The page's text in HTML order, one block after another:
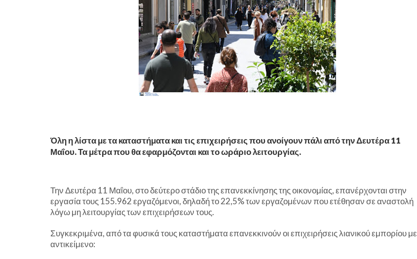
Όλη η λίστα με τα καταστήματα και τις επιχειρήσεις που ανοίγουν πάλι από την Δευτέρα 11
Μαΐου. Τα μέτρα που θα εφαρμόζονται και το ωράριο λειτουργίας.
Την Δευτέρα 11 Μαΐου, στο δεύτερο στάδιο της επανεκκίνησης της οικονομίας, επανέρχονται στην
εργασία τους 155.962 εργαζόμενοι, δηλαδή το 22,5% των εργαζομένων που ετέθησαν σε αναστολή
λόγω μη λειτουργίας των επιχειρήσεων τους.
Συγκεκριμένα, από τα φυσικά τους καταστήματα επανεκκινούν οι επιχειρήσεις λιανικού εμπορίου με
αντικείμενο: